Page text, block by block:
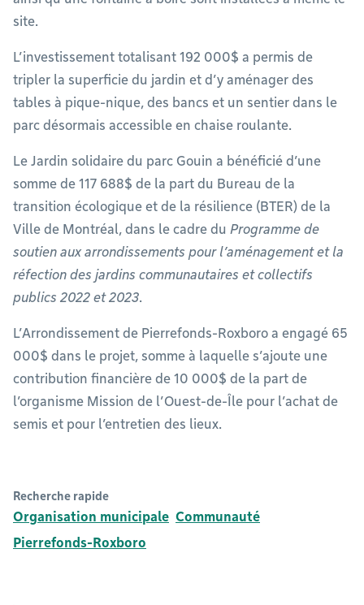
site.
L’investissement totalisant 192 000$ a permis de
tripler la superficie du jardin et d’y aménager des
tables à pique-nique, des bancs et un sentier dans le
parc désormais accessible en chaise roulante.
Le Jardin solidaire du parc Gouin a bénéficié d’une
somme de 117 688$ de la part du Bureau de la
transition écologique et de la résilience (BTER) de la
Ville de Montréal, dans le cadre du Programme de
soutien aux arrondissements pour l’aménagement et la
réfection des jardins communautaires et collectifs
publics 2022 et 2023.
L’Arrondissement de Pierrefonds-Roxboro a engagé 65
000$ dans le projet, somme à laquelle s’ajoute une
contribution financière de 10 000$ de la part de
l’organisme Mission de l’Ouest-de-Île pour l’achat de
semis et pour l’entretien des lieux.
Recherche rapide
Organisation municipale Communauté
Pierrefonds-Roxboro